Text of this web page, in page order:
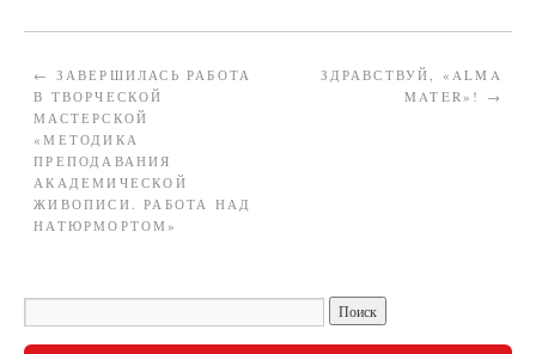
← ЗАВЕРШИЛАСЬ РАБОТА
В ТВОРЧЕСКОЙ
МАСТЕРСКОЙ
«МЕТОДИКА
ПРЕПОДАВАНИЯ
АКАДЕМИЧЕСКОЙ
ЖИВОПИСИ. РАБОТА НАД
НАТЮРМОРТОМ»
ЗДРАВСТВУЙ, «ALMA
MATER»! →